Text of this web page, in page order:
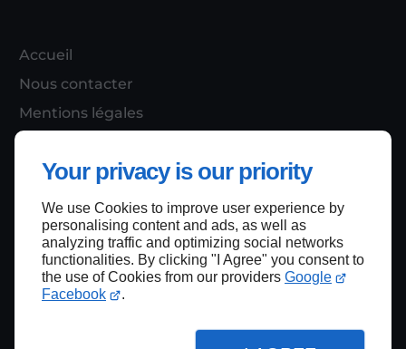
Your privacy is our priority
We use Cookies to improve user experience by
personalising content and ads, as well as
analyzing traffic and optimizing social networks
functionalities. By clicking "I Agree" you consent to
the use of Cookies from our providers Google
Facebook
.
Accueil
Nous contacter
Mentions légales
Haut de page